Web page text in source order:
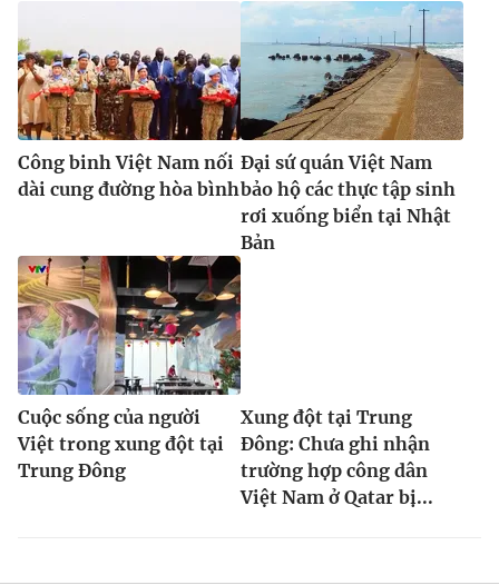
Công binh Việt Nam nối
dài cung đường hòa bình
Đại sứ quán Việt Nam
bảo hộ các thực tập sinh
rơi xuống biển tại Nhật
Bản
Cuộc sống của người
Việt trong xung đột tại
Trung Đông
Xung đột tại Trung
Đông: Chưa ghi nhận
trường hợp công dân
Việt Nam ở Qatar bị...